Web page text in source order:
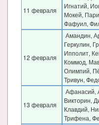
11 февраля
Игнатий,
Мокей,
Фафуил,
12 февраля
Амандин,
Геркулин,
Ипполит,
Коммод,
Олимпий,
Тривун,
13 февраля
Афанасий,
Викторин,
Клавдий,
Трифена,